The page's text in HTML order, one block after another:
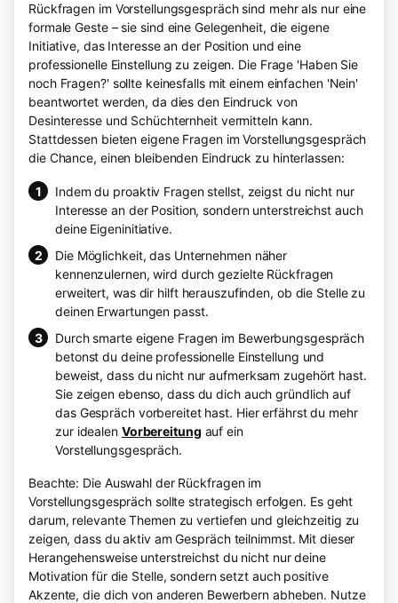
Rückfragen im Vorstellungsgespräch sind mehr als nur eine
formale Geste – sie sind eine Gelegenheit, die eigene
Initiative, das Interesse an der Position und eine
professionelle Einstellung zu zeigen. Die Frage 'Haben Sie
noch Fragen?' sollte keinesfalls mit einem einfachen 'Nein'
beantwortet werden, da dies den Eindruck von
Desinteresse und Schüchternheit vermitteln kann.
Stattdessen bieten eigene Fragen im Vorstellungsgespräch
die Chance, einen bleibenden Eindruck zu hinterlassen:
Indem du proaktiv Fragen stellst, zeigst du nicht nur
Interesse an der Position, sondern unterstreichst auch
deine Eigeninitiative.
Die Möglichkeit, das Unternehmen näher
kennenzulernen, wird durch gezielte Rückfragen
erweitert, was dir hilft herauszufinden, ob die Stelle zu
deinen Erwartungen passt.
Durch smarte eigene Fragen im Bewerbungsgespräch
betonst du deine professionelle Einstellung und
beweist, dass du nicht nur aufmerksam zugehört hast.
Sie zeigen ebenso, dass du dich auch gründlich auf
das Gespräch vorbereitet hast. Hier erfährst du mehr
zur idealen Vorbereitung auf ein
Vorstellungsgespräch.
Beachte: Die Auswahl der Rückfragen im
Vorstellungsgespräch sollte strategisch erfolgen. Es geht
darum, relevante Themen zu vertiefen und gleichzeitig zu
zeigen, dass du aktiv am Gespräch teilnimmst. Mit dieser
Herangehensweise unterstreichst du nicht nur deine
Motivation für die Stelle, sondern setzt auch positive
Akzente, die dich von anderen Bewerbern abheben. Nutze